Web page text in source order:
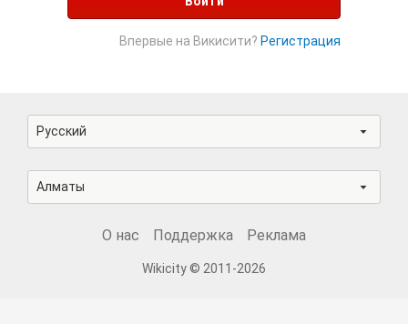
Впервые на Викисити? Регистрация
Русский
Алматы
О нас Поддержка Реклама
Wikicity © 2011-2026